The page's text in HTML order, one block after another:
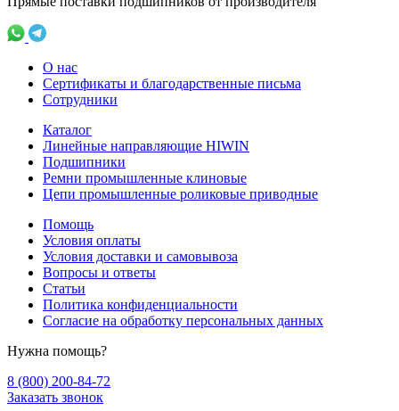
О нас
Сертификаты и благодарственные письма
Сотрудники
Каталог
Линейные направляющие HIWIN
Подшипники
Ремни промышленные клиновые
Цепи промышленные роликовые приводные
Помощь
Условия оплаты
Условия доставки и самовывоза
Вопросы и ответы
Статьи
Политика конфиденциальности
Согласие на обработку персональных данных
Нужна помощь?
8 (800) 200-84-72
Заказать звонок